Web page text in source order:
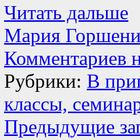
Читать дальше
Мария
Комментариев
Рубрики: В
классы,
Предыдущие